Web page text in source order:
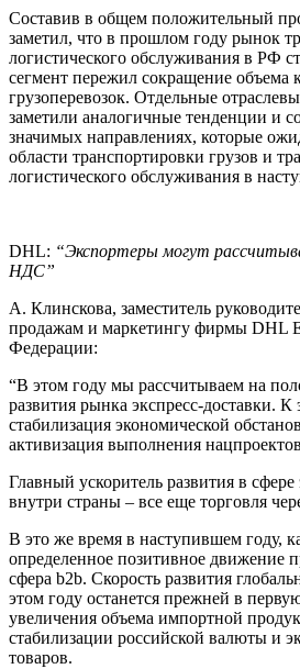
Составив в общем положительный
заметил, что в прошлом году рынок
логистического обслуживания в РФ
сегмент пережил сокращение объема
грузоперевозок. Отдельные
заметили аналогичные тенденции и
значимых направлениях, которые
области транспортировки грузов и
логистического обслуживания в
DHL: “Экспортеры могут
НДС”
А. Клинскова, заместитель
продажам и маркетингу фирмы DHL
Федерации:
“В этом году мы рассчитываем на
развития рынка экспресс-доставки. К
стабилизация экономической
активизация выполнения
Главный ускоритель развития в сфере
внутри страны – все еще торговля
В это же время в наступившем году,
определенное позитивное движение
сфера b2b. Скорость развития
этом году останется прежней в
увеличения объема импортной
стабилизации российской валюты и
товаров.